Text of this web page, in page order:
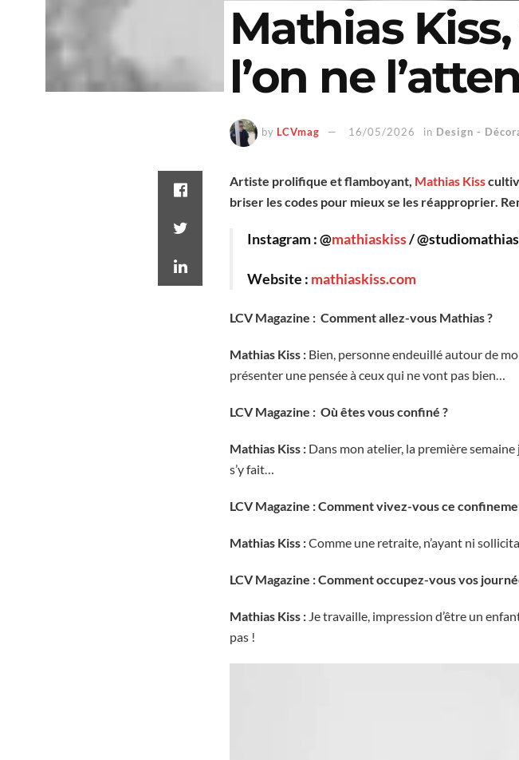
Mathias
l’on ne
by LCVmag 16/05/2026 in Design -
Artiste prolifique et flamboyant, Mathias Kiss
briser les codes pour mieux se les réapproprier.
Instagram : @mathiaskiss/
Website : mathiaskiss.com
LCV Magazine : Comment allez-vous Mathias ?
Mathias Kiss : Bien, personne endeuillé autour de
présenter une pensée à ceux qui ne vont pas bien…
LCV Magazine : Où êtes vous confiné ?
Mathias Kiss : Dans mon atelier, la première
s’y fait…
LCV Magazine :Comment vivez-vous ce
Mathias Kiss :Comme une retraite, n’ayant ni
LCV Magazine : Comment occupez-vous vos
Mathias Kiss : Je travaille, impression d’être un
pas !